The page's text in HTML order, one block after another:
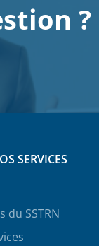
?
SERVICES
du SSTRN